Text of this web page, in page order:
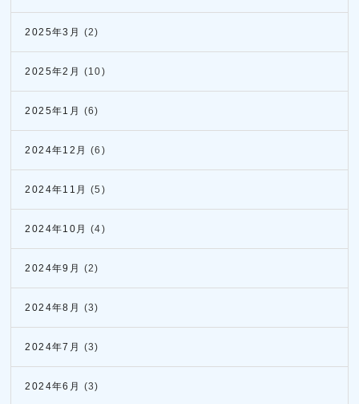
2025年3月 (2)
2025年2月 (10)
2025年1月 (6)
2024年12月 (6)
2024年11月 (5)
2024年10月 (4)
2024年9月 (2)
2024年8月 (3)
2024年7月 (3)
2024年6月 (3)